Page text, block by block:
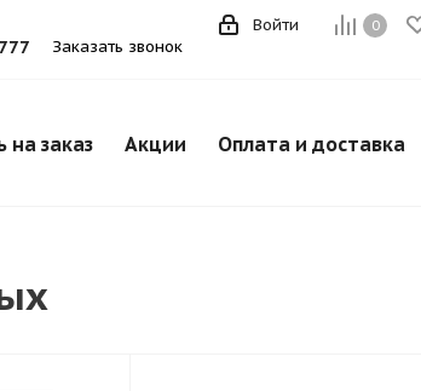
0
Войти
Заказать звонок
на заказ Акции Оплата и доставка